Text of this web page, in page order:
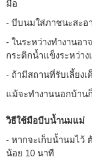
มื้อ
- บีบนมใส่ภาชนะสะอ
- ในระหว่างทำงานอ
กระติกน้ำแข็งระหว่า
- ถ้ามีสถานที่รับเลี้ยง
แม้จะทำงานนอกบ้าน
วิธีใช้มือบีบน้ำนมแม่
- หากจะเก็บน้ำนมไว้
น้อย 10 นาที